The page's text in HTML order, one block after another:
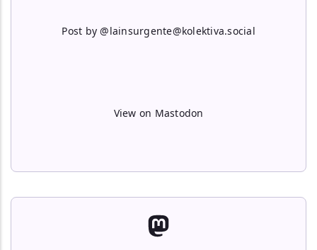
Post by @lainsurgente@kolektiva.social
View on Mastodon